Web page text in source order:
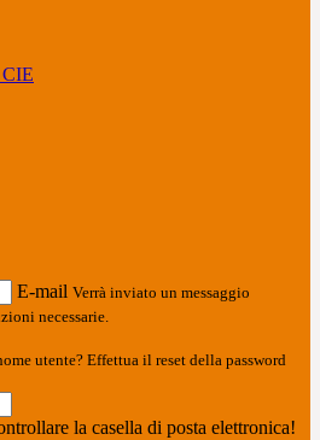
E-mail Verrà inviato un messaggio
necessarie.
utente? Effettua il reset della password
la casella di posta elettronica!